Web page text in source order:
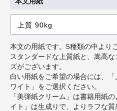
本文の用紙です。5種類の中より
スタンダードな上質紙と、嵩高
ズがございます。
白い用紙をご希望の場合には、
ワイト」をご選択ください。
「美弾紙クリーム」は書籍用紙
イト」は生成りで、よりラフな質